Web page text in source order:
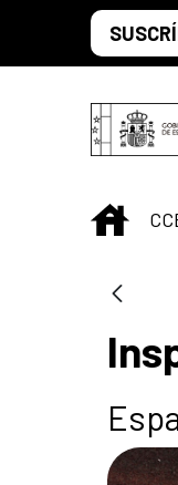
Saltar al contenido